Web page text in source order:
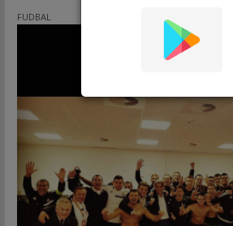
FUDBAL